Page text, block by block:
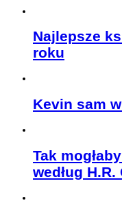
Najlepsze
roku
Kevin sam
Tak
według H.R.